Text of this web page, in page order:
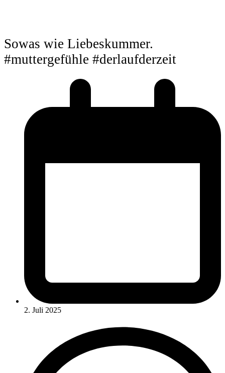
Sowas wie Liebeskummer.
#muttergefühle #derlaufderzeit
2. Juli 2025